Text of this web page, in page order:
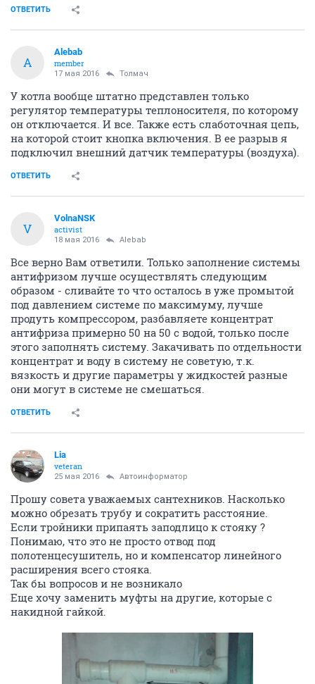
ОТВЕТИТЬ
A
Alebab
member
17 мая 2016 Толмач
У котла вообще штатно представлен только
регулятор температуры теплоносителя, по которому
он отключается. И все. Также есть слаботочная цепь,
на которой стоит кнопка включения. В ее разрыв я
подключил внешний датчик температуры (воздуха).
ОТВЕТИТЬ
V
VolnaNSK
activist
18 мая 2016 Alebab
Все верно Вам ответили. Только заполнение системы
антифризом лучше осуществлять следующим
образом - сливайте то что осталось в уже промытой
под давлением системе по максимуму, лучше
продуть компрессором, разбавляете концентрат
антифриза примерно 50 на 50 с водой, только после
этого заполнять систему. Закачивать по отдельности
концентрат и воду в систему не советую, т.к.
вязкость и другие параметры у жидкостей разные
они могут в системе не смешаться.
ОТВЕТИТЬ
Lia
veteran
25 мая 2016 Автоинформатор
Прошу совета уважаемых сантехников. Насколько
можно обрезать трубу и сократить расстояние.
Если тройники припаять заподлицо к стояку ?
Понимаю, что это не просто отвод под
полотенцесушитель, но и компенсатор линейного
расширения всего стояка.
Так бы вопросов и не возникало
Еще хочу заменить муфты на другие, которые с
накидной гайкой.